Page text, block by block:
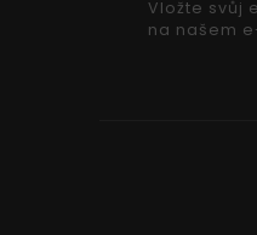
Vložte svůj
na našem